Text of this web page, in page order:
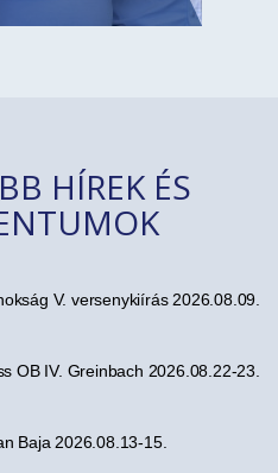
HÍREK ÉS
V. versenykiírás 2026.08.09.
OB IV. Greinbach 2026.08.22-23.
Baja 2026.08.13-15.